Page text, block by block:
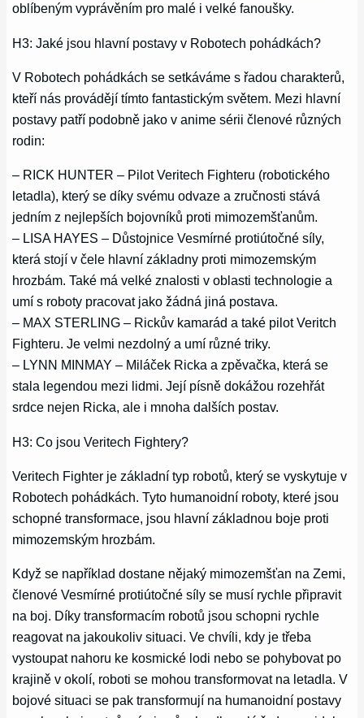
oblíbeným vyprávěním pro malé i velké fanoušky.
H3: Jaké jsou hlavní postavy v Robotech pohádkách?
V Robotech pohádkách se setkáváme s řadou charakterů,
kteří nás provádějí tímto fantastickým světem. Mezi hlavní
postavy patří podobně jako v anime sérii členové různých
rodin:
– RICK HUNTER – Pilot Veritech Fighteru (robotického
letadla), který se díky svému odvaze a zručnosti stává
jedním z nejlepších bojovníků proti mimozemšťanům.
– LISA HAYES – Důstojnice Vesmírné protiútočné síly,
která stojí v čele hlavní základny proti mimozemským
hrozbám. Také má velké znalosti v oblasti technologie a
umí s roboty pracovat jako žádná jiná postava.
– MAX STERLING – Rickův kamarád a také pilot Veritch
Fighteru. Je velmi nezdolný a umí různé triky.
– LYNN MINMAY – Miláček Ricka a zpěvačka, která se
stala legendou mezi lidmi. Její písně dokážou rozehřát
srdce nejen Ricka, ale i mnoha dalších postav.
H3: Co jsou Veritech Fightery?
Veritech Fighter je základní typ robotů, který se vyskytuje v
Robotech pohádkách. Tyto humanoidní roboty, které jsou
schopné transformace, jsou hlavní základnou boje proti
mimozemským hrozbám.
Když se například dostane nějaký mimozemšťan na Zemi,
členové Vesmírné protiútočné síly se musí rychle připravit
na boj. Díky transformacím robotů jsou schopni rychle
reagovat na jakoukoliv situaci. Ve chvíli, kdy je třeba
vystoupat nahoru ke kosmické lodi nebo se pohybovat po
krajině v okolí, roboti se mohou transformovat na letadla. V
bojové situaci se pak transformují na humanoidní postavy